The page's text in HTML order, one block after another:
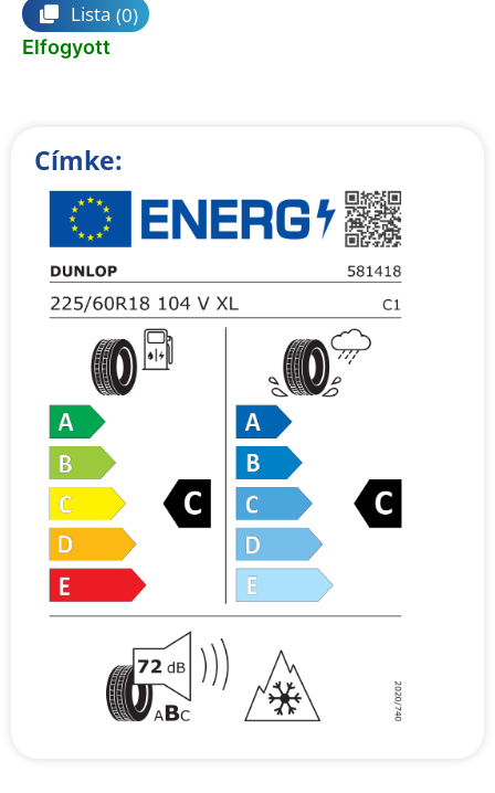
Lista (0)
Elfogyott
Címke: